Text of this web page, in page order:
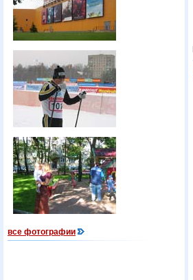
все фотографии